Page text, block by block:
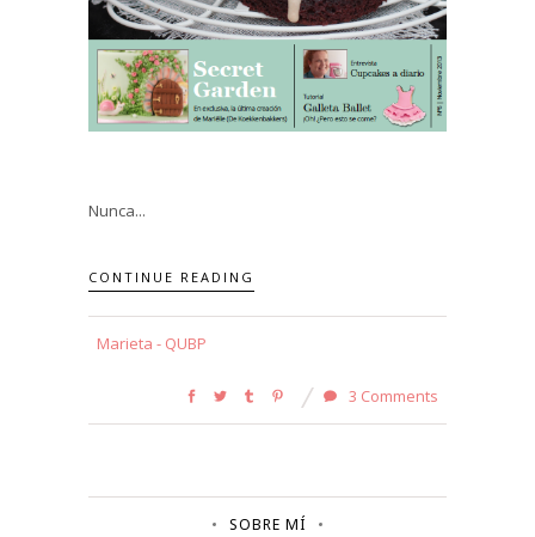
Nunca...
CONTINUE READING
Marieta - QUBP
3 Comments
SOBRE MÍ